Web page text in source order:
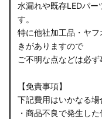
水漏れや既存LEDパ
す。
特に他社加工品・ヤ
きがありますので
ご不明な点などは必ず
【免責事項】
下記費用はいかなる場
・商品不良で発生し